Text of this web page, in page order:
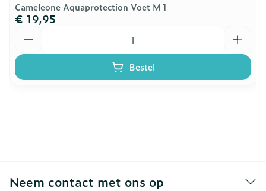
Cameleone Aquaprotection Voet M 1
€ 19,95
Bestel
Neem contact met ons op